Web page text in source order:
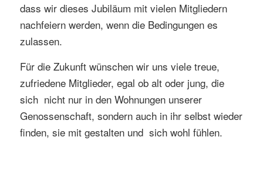
dass wir dieses Jubiläum mit vielen Mitgliedern
nachfeiern werden, wenn die Bedingungen es
zulassen.
Für die Zukunft wünschen wir uns viele treue,
zufriedene Mitglieder, egal ob alt oder jung, die
sich nicht nur in den Wohnungen unserer
Genossenschaft, sondern auch in ihr selbst wieder
finden, sie mit gestalten und sich wohl fühlen.